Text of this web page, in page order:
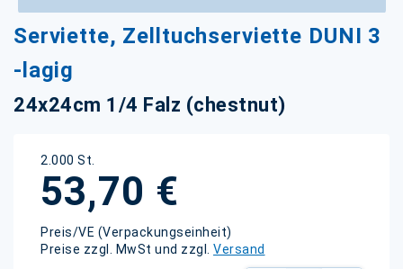
Serviette, Zelltuchserviette DUNI 3
-lagig
24x24cm 1/4 Falz (chestnut)
2.000 St.
53,70 €
Preis/VE (Verpackungseinheit)
Preise zzgl. MwSt und zzgl. Versand
Anfang
der
Bildgalerie
springen